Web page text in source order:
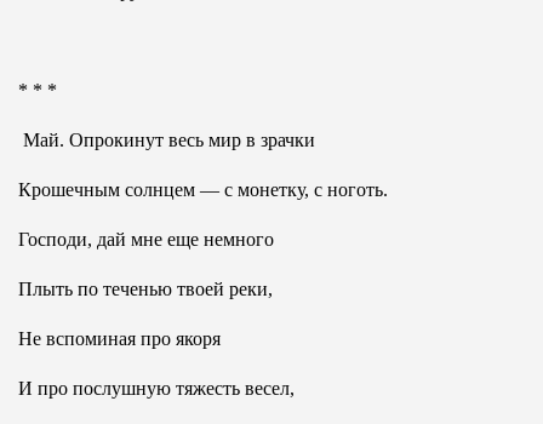
* * *
Май. Опрокинут весь мир в зрачки
Крошечным солнцем — с монетку, с ноготь.
Господи, дай мне еще немного
Плыть по теченью твоей реки,
Не вспоминая про якоря
И про послушную тяжесть весел,